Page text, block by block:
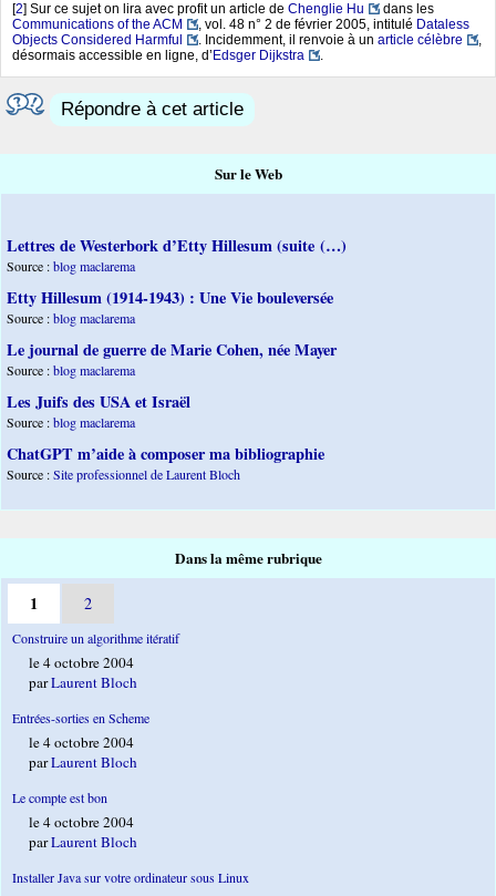
[2] Sur ce sujet on lira avec profit un article de Chenglie Hu
dans les
Communications of the ACM
, vol. 48 n° 2 de février 2005, intitulé Dataless
Objects Considered Harmful
. Incidemment, il renvoie à un article célèbre
,
désormais accessible en ligne, d’ Edsger Dijkstra .
Répondre à cet article
Sur le Web
Lettres de Westerbork d’Etty Hillesum (suite (…)
Source :blog maclarema
Etty Hillesum (1914-1943) : Une Vie bouleversée
Source :blog maclarema
Le journal de guerre de Marie Cohen, née Mayer
Source :blog maclarema
Les Juifs des USA et Israël
Source :blog maclarema
ChatGPT m’aide à composer ma bibliographie
Source :Site professionnel de Laurent Bloch
Dans la même rubrique
1 2
Construire un algorithme itératif
le 4 octobre 2004
parLaurent Bloch
Entrées-sorties en Scheme
le 4 octobre 2004
parLaurent Bloch
Le compte est bon
le 4 octobre 2004
parLaurent Bloch
Installer Java sur votre ordinateur sous Linux